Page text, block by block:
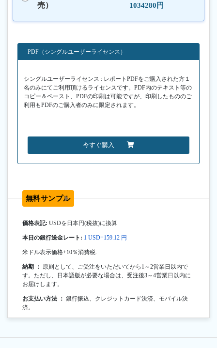
売）
1034280円
PDF（シングルユーザーライセンス）
シングルユーザーライセンス : レポートPDFをご購入された方１
名のみにてご利用頂けるライセンスです。PDF内のテキスト等の
コピー＆ペースト、PDFの印刷は可能ですが、印刷したもののご
利用もPDFのご購入者のみに限定されます。
今すぐ購入
無料サンプル
価格表記: USDを日本円(税抜)に換算
本日の銀行送金レート: 1 USD=159.12 円
米ドル表示価格+10％消費税.
納期 ： 原則として、ご受注をいただいてから1～2営業日以内で
す。ただし、日本語版が必要な場合は、受注後3～4営業日以内に
お届けします。
お支払い方法 ： 銀行振込、クレジットカード決済、モバイル決
済。